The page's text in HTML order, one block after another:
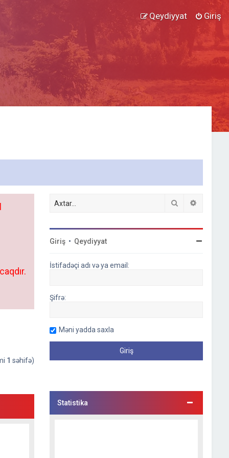
Giriş
Qeydiyyat
1 səhifə)
Axtar
Giriş • Qeydiyyat
İstifadəçi adı və ya email:
Şifrə:
Məni yadda saxla
Statistika